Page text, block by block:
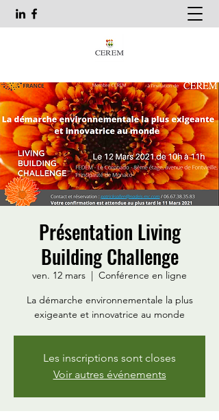
Présentation Living
Building Challenge
ven. 12 mars
  |
Conférence en ligne
La démarche environnementale la plus
exigeante et innovatrice au monde
Les inscriptions sont closes
Voir autres événements